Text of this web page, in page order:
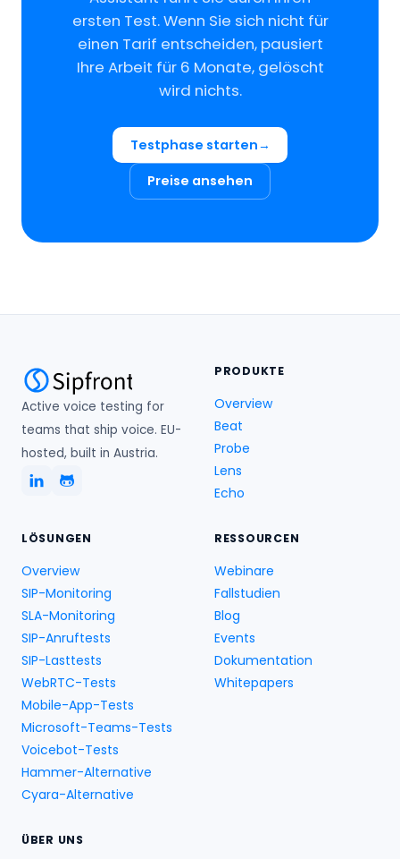
ersten Test. Wenn Sie sich nicht für
einen Tarif entscheiden, pausiert
Ihre Arbeit für 6 Monate, gelöscht
wird nichts.
Testphase starten
Preise ansehen
Active voice testing for
teams that ship voice. EU-
hosted, built in Austria.
PRODUKTE
Overview
Beat
Probe
Lens
Echo
LÖSUNGEN
Overview
SIP-Monitoring
SLA-Monitoring
SIP-Anruftests
SIP-Lasttests
WebRTC-Tests
Mobile-App-Tests
Microsoft-Teams-Tests
Voicebot-Tests
Hammer-Alternative
Cyara-Alternative
RESSOURCEN
Webinare
Fallstudien
Blog
Events
Dokumentation
Whitepapers
ÜBER UNS